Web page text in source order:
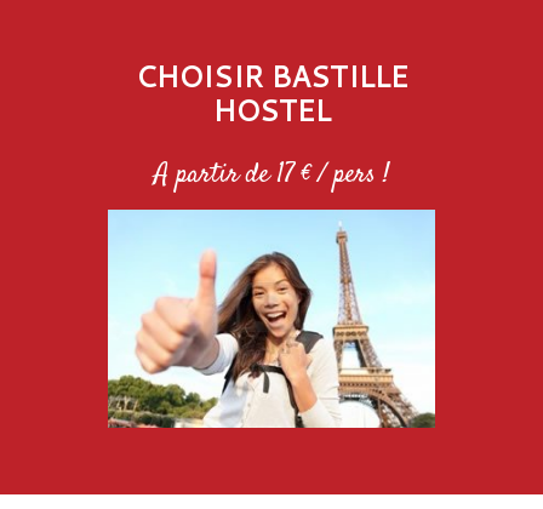
CHOISIR BASTILLE
HOSTEL
A partir de 17 € / pers !